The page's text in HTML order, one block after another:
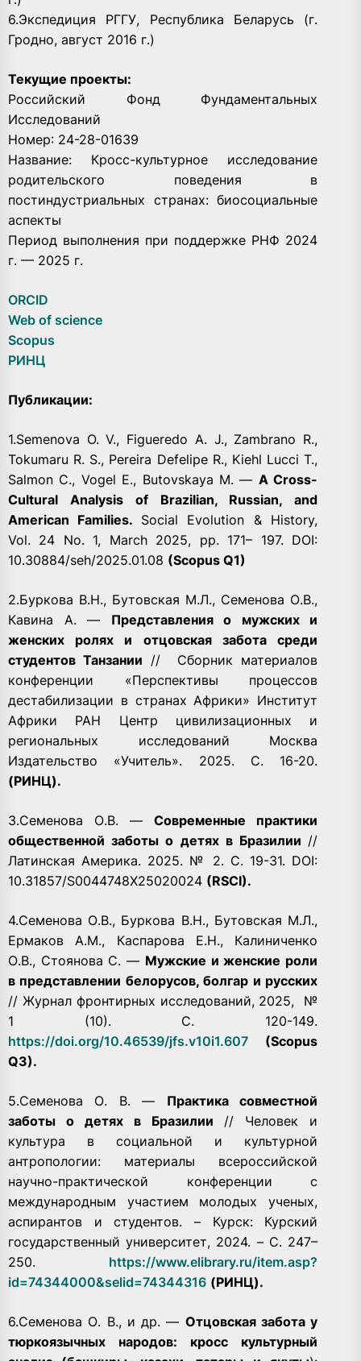
6.Экспедиция РГГУ, Республика Беларусь (г.
Гродно, август 2016 г.)
Текущие проекты:
Российский Фонд Фундаментальных
Исследований
Номер: 24-28-01639
Название: Кросс-культурное исследование
родительского поведения в
постиндустриальных странах: биосоциальные
аспекты
Период выполнения при поддержке РНФ 2024
г. — 2025 г.
ORCID
Web of science
Scopus
РИНЦ
Публикации:
1.Semenova O. V., Figueredo A. J., Zambrano R.,
Tokumaru R. S., Pereira Defelipe R., Kiehl Lucci T.,
Salmon C., Vogel E., Butovskaya M. — A Cross-
Cultural Analysis of Brazilian, Russian, and
American Families. Social Evolution & History,
Vol. 24 No. 1, March 2025, pp. 171– 197. DOI:
10.30884/seh/2025.01.08 (Scopus Q1)
2.Буркова В.Н., Бутовская М.Л., Семенова О.В.,
Кавина А. — Представления о мужских и
женских ролях и отцовская забота среди
студентов Танзании //
Сборник материалов
конференции «Перспективы процессов
дестабилизации в странах Африки» Институт
Африки РАН Центр цивилизационных и
региональных исследований Москва
Издательство «Учитель». 2025. С. 16-20.
(РИНЦ).
3.Семенова О.В. —Современные практики
общественной заботы о детях в Бразилии //
Латинская Америка. 2025. № 2. С. 19-31. DOI:
10.31857/S0044748X25020024 (RSCI).
4.Семенова О.В., Буркова В.Н., Бутовская М.Л.,
Ермаков А.М., Каспарова Е.Н., Калиниченко
О.В., Стоянова С. — Мужские и женские роли
в представлении белорусов, болгар и русских
// Журнал фронтирных исследований, 2025,
№
1 (10). C. 120-149.
https://doi.org/10.46539/jfs.v10i1.607
(Scopus
Q3).
5.Семенова О. В. — Практика совместной
заботы о детях в Бразилии // Человек и
культура в социальной и культурной
антропологии: материалы всероссийской
научно-практической конференции с
международным участием молодых ученых,
аспирантов и студентов. – Курск: Курский
государственный университет, 2024. – С. 247–
250. https://www.elibrary.ru/item.asp?
id=74344000&selid=74344316 (РИНЦ).
6.Семенова О. В., и др. — Отцовская забота у
тюркоязычных народов: кросс культурный